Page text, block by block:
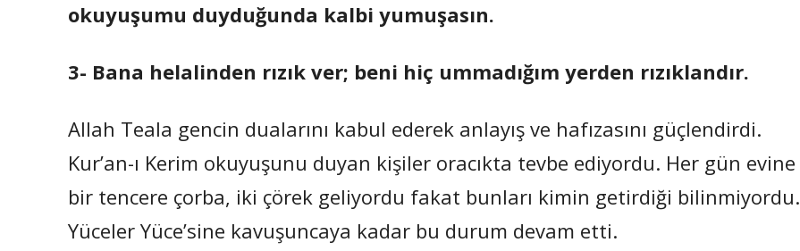
okuyuşumu duyduğunda kalbi yumuşasın.
3- Bana helalinden rızık ver; beni hiç ummadığım yerden rızıklandır.
Allah Teala gencin dualarını kabul ederek anlayış ve hafızasını güçlendirdi.
Kur’an-ı Kerim okuyuşunu duyan kişiler oracıkta tevbe ediyordu. Her gün evine
bir tencere çorba, iki çörek geliyordu fakat bunları kimin getirdiği bilinmiyordu.
Yüceler Yüce’sine kavuşuncaya kadar bu durum devam etti.